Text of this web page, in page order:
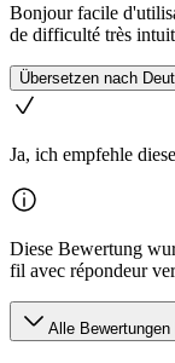
Bonjour facile
de difficulté très
Übersetzen nach
Ja, ich empfehle
Diese Bewertung
fil avec répondeur
Alle Bewertungen